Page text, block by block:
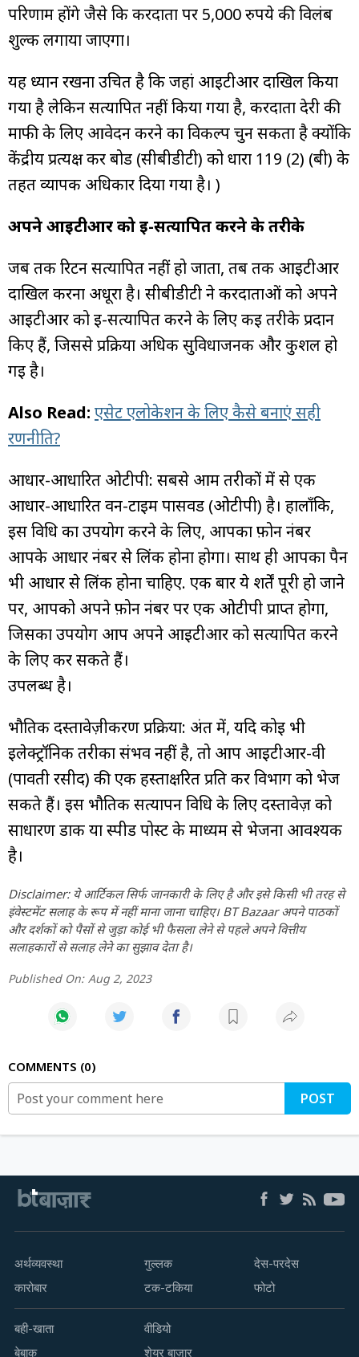
परिणाम होंगे जैसे कि करदाता पर 5,000 रुपये की विलंब
शुल्क लगाया जाएगा।
यह ध्यान रखना उचित है कि जहां आईटीआर दाखिल किया
गया है लेकिन सत्यापित नहीं किया गया है, करदाता देरी की
माफी के लिए आवेदन करने का विकल्प चुन सकता है क्योंकि
केंद्रीय प्रत्यक्ष कर बोर्ड (सीबीडीटी) को धारा 119 (2) (बी) के
तहत व्यापक अधिकार दिया गया है। )
अपने आईटीआर को ई-सत्यापित करने के तरीके
जब तक रिटर्न सत्यापित नहीं हो जाता, तब तक आईटीआर
दाखिल करना अधूरा है। सीबीडीटी ने करदाताओं को अपने
आईटीआर को ई-सत्यापित करने के लिए कई तरीके प्रदान
किए हैं, जिससे प्रक्रिया अधिक सुविधाजनक और कुशल हो
गई है।
Also Read: एसेट एलोकेशन के लिए कैसे बनाएं सही
रणनीति?
आधार-आधारित ओटीपी: सबसे आम तरीकों में से एक
आधार-आधारित वन-टाइम पासवर्ड (ओटीपी) है। हालाँकि,
इस विधि का उपयोग करने के लिए, आपका फ़ोन नंबर
आपके आधार नंबर से लिंक होना होगा। साथ ही आपका पैन
भी आधार से लिंक होना चाहिए. एक बार ये शर्तें पूरी हो जाने
पर, आपको अपने फ़ोन नंबर पर एक ओटीपी प्राप्त होगा,
जिसका उपयोग आप अपने आईटीआर को सत्यापित करने
के लिए कर सकते हैं।
उपलब्ध है।
भौतिक दस्तावेज़ीकरण प्रक्रिया: अंत में, यदि कोई भी
इलेक्ट्रॉनिक तरीका संभव नहीं है, तो आप आईटीआर-वी
(पावती रसीद) की एक हस्ताक्षरित प्रति कर विभाग को भेज
सकते हैं। इस भौतिक सत्यापन विधि के लिए दस्तावेज़ को
साधारण डाक या स्पीड पोस्ट के माध्यम से भेजना आवश्यक
है।
Disclaimer: ये आर्टिकल सिर्फ जानकारी के लिए है और इसे किसी भी तरह से
इंवेस्टमेंट सलाह के रूप में नहीं माना जाना चाहिए। BT Bazaar अपने पाठकों
और दर्शकों को पैसों से जुड़ा कोई भी फैसला लेने से पहले अपने वित्तीय
सलाहकारों से सलाह लेने का सुझाव देता है।
Published On: Aug 2, 2023
COMMENTS 0
POST
अर्थव्यवस्था
कारोबार
गुल्लक
टक-टकिया
देस-परदेस
फोटो
बही-खाता
बेबाक
वीडियो
शेयर बाज़ार